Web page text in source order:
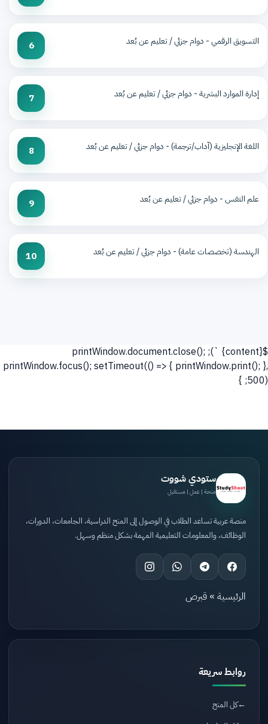
التسويق الرقمي - دوام جزئي / تعليم عن بُعد 6
إدارة الموارد البشرية - دوام جزئي / تعليم عن بُعد 7
اللغة الإنجليزية (آداب/ترجمة) - دوام جزئي / تعليم عن بُعد 8
علم النفس - دوام جزئي / تعليم عن بُعد 9
الهندسة (تخصصات عامة) - دوام جزئي / تعليم عن بُعد 10
${content}
`); printWindow.document.close();
printWindow.focus(); setTimeout(() => { printWindow.print(); },
500); }
ستودي شووت
منحة | عمل | مستقبل
منصة عربية تساعد الطلاب في الوصول إلى المنح الدراسية، الجامعات، الدورات،
الوظائف، والمعلومات التعليمية المهمة بشكل منظم وسهل.
الرئيسية » قبرص
روابط سريعة
كل المنح